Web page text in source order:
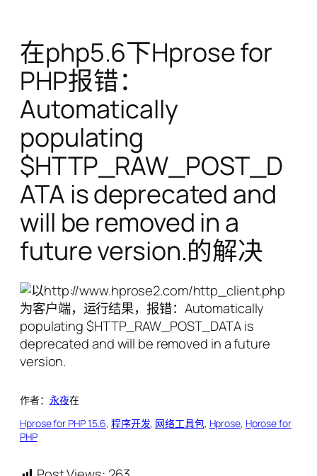
在php5.6下Hprose for
PHP报错：
Automatically
populating
$HTTP_RAW_POST_D
ATA is deprecated and
will be removed in a
future version.的解决
作者： 永夜在
Hprose for PHP 1.5.6, 程序开发, 网络工具包, Hprose, Hprose for
PHP